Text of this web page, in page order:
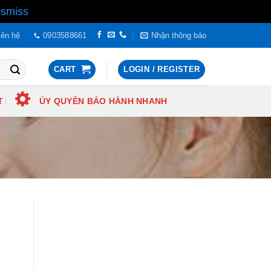
hệ 0903588661 Nhận thông báo
CART LOGIN / REGISTER
ỦY QUYỀN BẢO HÀNH NHANH